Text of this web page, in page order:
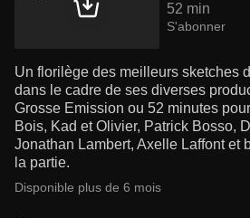
52 min
S'abonner
Un florilège des meilleurs sketches
dans le cadre de ses diverses
Grosse Emission ou 52 minutes
Bois, Kad et Olivier, Patrick Bosso,
Jonathan Lambert, Axelle Laffont et
la partie.
Disponible plus de 6 mois